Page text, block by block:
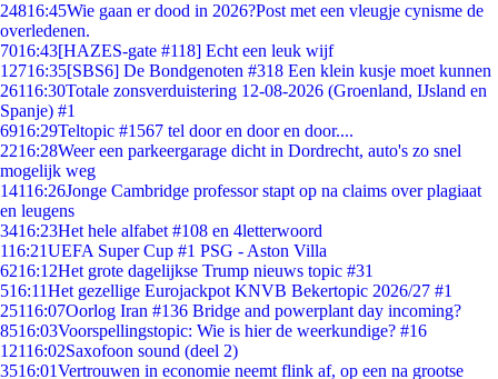
24816:45Wie gaan er dood in 2026?Post met een vleugje cynisme de
overledenen.
7016:43[HAZES-gate #118] Echt een leuk wijf
12716:35[SBS6] De Bondgenoten #318 Een klein kusje moet kunnen
26116:30Totale zonsverduistering 12-08-2026 (Groenland, IJsland en
Spanje) #1
6916:29Teltopic #1567 tel door en door en door....
2216:28Weer een parkeergarage dicht in Dordrecht, auto's zo snel
mogelijk weg
14116:26Jonge Cambridge professor stapt op na claims over plagiaat
en leugens
3416:23Het hele alfabet #108 en 4letterwoord
116:21UEFA Super Cup #1 PSG - Aston Villa
6216:12Het grote dagelijkse Trump nieuws topic #31
516:11Het gezellige Eurojackpot KNVB Bekertopic 2026/27 #1
25116:07Oorlog Iran #136 Bridge and powerplant day incoming?
8516:03Voorspellingstopic: Wie is hier de weerkundige? #16
12116:02Saxofoon sound (deel 2)
3516:01Vertrouwen in economie neemt flink af, op een na grootse